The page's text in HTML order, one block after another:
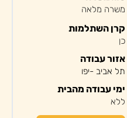
משרה מלאה
קרן השתלמות
כן
אזור עבודה
תל אביב -יפו
ימי עבודה מהבית
ללא